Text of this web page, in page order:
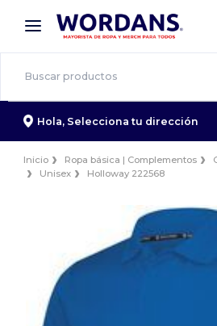
× App de Wordans
¡Mejores precios en app!
Hola, Selecciona tu dirección
Inicio Ropa básica | Complementos
Unisex
Holloway 222568